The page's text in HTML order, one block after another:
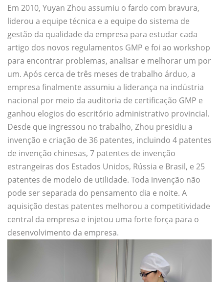
Em 2010, Yuyan Zhou assumiu o fardo com bravura,
liderou a equipe técnica e a equipe do sistema de
gestão da qualidade da empresa para estudar cada
artigo dos novos regulamentos GMP e foi ao workshop
para encontrar problemas, analisar e melhorar um por
um. Após cerca de três meses de trabalho árduo, a
empresa finalmente assumiu a liderança na indústria
nacional por meio da auditoria de certificação GMP e
ganhou elogios do escritório administrativo provincial.
Desde que ingressou no trabalho, Zhou presidiu a
invenção e criação de 36 patentes, incluindo 4 patentes
de invenção chinesas, 7 patentes de invenção
estrangeiras dos Estados Unidos, Rússia e Brasil, e 25
patentes de modelo de utilidade. Toda invenção não
pode ser separada do pensamento dia e noite. A
aquisição destas patentes melhorou a competitividade
central da empresa e injetou uma forte força para o
desenvolvimento da empresa.